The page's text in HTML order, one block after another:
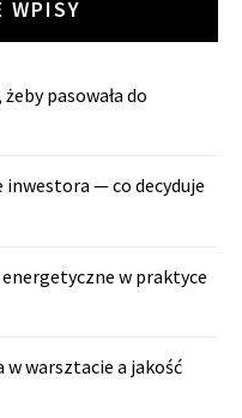
WPISY
pasowała do
— co decyduje
w praktyce
warsztacie a jakość